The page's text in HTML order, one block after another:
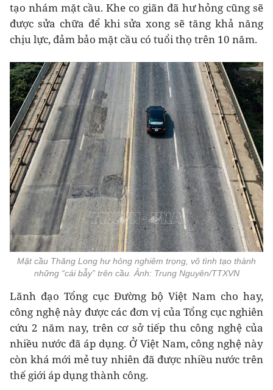
tạo nhám mặt cầu. Khe co giãn đã hư hỏng cũng sẽ
được sửa chữa để khi sửa xong sẽ tăng khả năng
chịu lực, đảm bảo mặt cầu có tuổi thọ trên 10 năm.
Mặt cầu Thăng Long hư hỏng nghiêm trọng, vô tình tạo thành
những “cái bẫy” trên cầu. Ảnh: Trung Nguyên/TTXVN
Lãnh đạo Tổng cục Đường bộ Việt Nam cho hay,
công nghệ này được các đơn vị của Tổng cục nghiên
cứu 2 năm nay, trên cơ sở tiếp thu công nghệ của
nhiều nước đã áp dụng. Ở Việt Nam, công nghệ này
còn khá mới mẻ tuy nhiên đã được nhiều nước trên
thế giới áp dụng thành công.